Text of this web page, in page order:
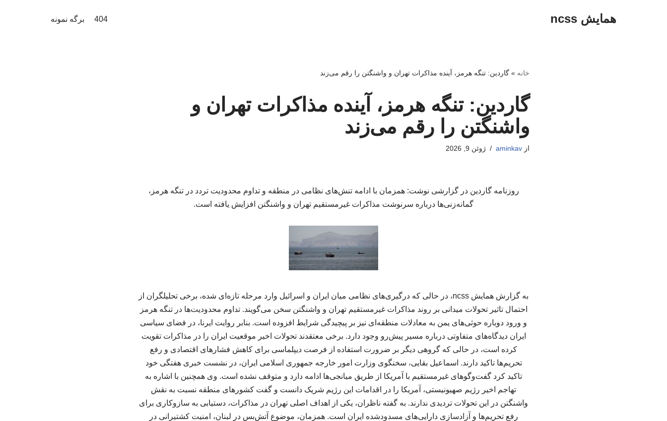
همایش ncss 404 برگه نمونه
خانه »گاردین: تنگه هرمز، آینده مذاکرات تهران و واشنگتن را رقم می‌زند
گاردین: تنگه هرمز، آینده مذاکرات تهران و
واشنگتن را رقم می‌زند
ازaminkav ژوئن 9, 2026
روزنامه گاردین در گزارشی نوشت: همزمان با ادامه تنش‌های نظامی در منطقه و تداوم محدودیت تردد در تنگه هرمز،
گمانه‌زنی‌ها درباره سرنوشت مذاکرات غیرمستقیم تهران و واشنگتن افزایش یافته است.
به گزارش همایش ncss، در حالی که درگیری‌های نظامی میان ایران و اسرائیل وارد مرحله تازه‌ای شده، برخی تحلیلگران از
احتمال تاثیر تحولات میدانی بر روند مذاکرات غیرمستقیم تهران و واشنگتن سخن می‌گویند. تداوم محدودیت‌ها در تنگه هرمز
و ورود دوباره حوثی‌های یمن به معادلات منطقه‌ای نیز بر پیچیدگی شرایط افزوده است. بنابر روایت ایرنا، در فضای سیاسی
ایران دیدگاه‌های متفاوتی درباره مسیر پیش‌رو وجود دارد. برخی معتقدند تحولات اخیر موقعیت ایران را در مذاکرات تقویت
کرده است، در حالی که گروهی دیگر بر ضرورت استفاده از فرصت دیپلماسی برای کاهش فشارهای اقتصادی و رفع
تحریم‌ها تاکید دارند. اسماعیل بقایی، سخنگوی وزارت امور خارجه جمهوری اسلامی ایران، در نشست خبری هفتگی خود
تاکید کرد گفت‌وگوهای غیرمستقیم با آمریکا از طریق میانجی‌ها ادامه دارد و متوقف نشده است. وی همچنین با اشاره به
تهاجم اخیر رژیم صهیونیستی، آمریکا را در اقدامات این رژیم شریک دانست و گفت کشورهای منطقه نسبت به نقش
واشنگتن در این تحولات تردیدی ندارند. به گفته ناظران، یکی از اهداف اصلی تهران در مذاکرات، دستیابی به سازوکاری برای
رفع تحریم‌ها و آزادسازی دارایی‌های مسدودشده ایران است. همزمان، موضوع آتش‌بس در لبنان، امنیت کشتیرانی در